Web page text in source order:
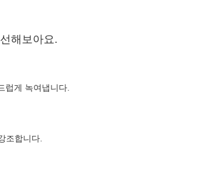
해보아요.
럽게 녹여냅니다.
조합니다.